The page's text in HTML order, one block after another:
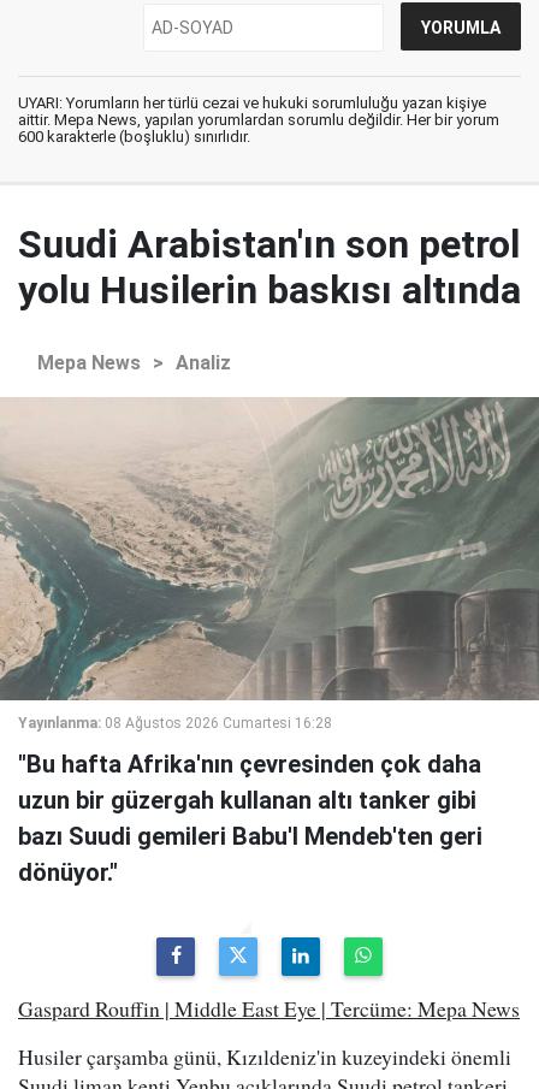
UYARI: Yorumların her türlü cezai ve hukuki sorumluluğu yazan kişiye
aittir. Mepa News, yapılan yorumlardan sorumlu değildir. Her bir yorum
600 karakterle (boşluklu) sınırlıdır.
Suudi Arabistan'ın son petrol
yolu Husilerin baskısı altında
Mepa News > Analiz
Yayınlanma: 08 Ağustos 2026 Cumartesi 16:28
"Bu hafta Afrika'nın çevresinden çok daha
uzun bir güzergah kullanan altı tanker gibi
bazı Suudi gemileri Babu'l Mendeb'ten geri
dönüyor."
Gaspard Rouffin | Middle East Eye | Tercüme: Mepa News
Husiler çarşamba günü, Kızıldeniz'in kuzeyindeki önemli